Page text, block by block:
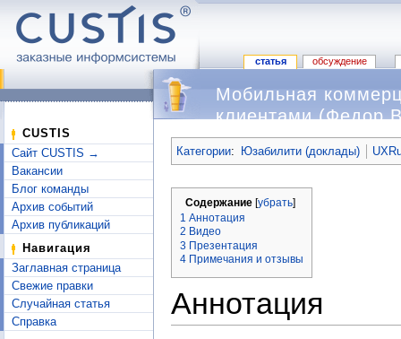
статья обсуждение
CUSTIS
Сайт CUSTIS →
Вакансии
Блог команды
Архив событий
Архив публикаций
Навигация
Заглавная страница
Свежие правки
Случайная статья
Справка
Мобильная
клиентами (Федор
Категории: Юзабилити (доклады)
Содержание [убрать]
1 Аннотация
2 Видео
3 Презентация
4 Примечания и отзывы
Аннотация